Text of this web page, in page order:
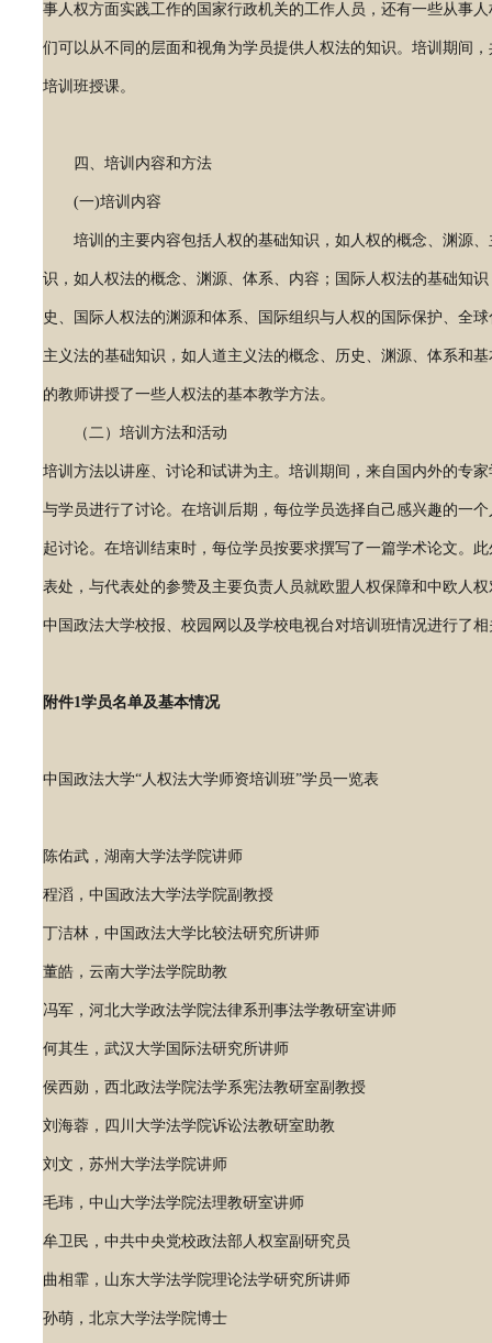
事人权方面实践工作的国家行政机关的工作人员，还有一些从事
们可以从不同的层面和视角为学员提供人权法的知识。培训期间
培训班授课。
四、培训内容和方法
(一)培训内容
培训的主要内容包括人权的基础知识，如人权的概念、渊源、
识，如人权法的概念、渊源、体系、内容；国际人权法的基础知
史、国际人权法的渊源和体系、国际组织与人权的国际保护、全
主义法的基础知识，如人道主义法的概念、历史、渊源、体系和
的教师讲授了一些人权法的基本教学方法。
（二）培训方法和活动
培训方法以讲座、讨论和试讲为主。培训期间，来自国内外的专
与学员进行了讨论。在培训后期，每位学员选择自己感兴趣的一
起讨论。在培训结束时，每位学员按要求撰写了一篇学术论文。
表处，与代表处的参赞及主要负责人员就欧盟人权保障和中欧人
中国政法大学校报、校园网以及学校电视台对培训班情况进行了
附件1学员名单及基本情况
中国政法大学“人权法大学师资培训班”学员一览表
陈佑武，湖南大学法学院讲师
程滔，中国政法大学法学院副教授
丁洁林，中国政法大学比较法研究所讲师
董皓，云南大学法学院助教
冯军，河北大学政法学院法律系刑事法学教研室讲师
何其生，武汉大学国际法研究所讲师
侯西勋，西北政法学院法学系宪法教研室副教授
刘海蓉，四川大学法学院诉讼法教研室助教
刘文，苏州大学法学院讲师
毛玮，中山大学法学院法理教研室讲师
牟卫民，中共中央党校政法部人权室副研究员
曲相霏，山东大学法学院理论法学研究所讲师
孙萌，北京大学法学院博士